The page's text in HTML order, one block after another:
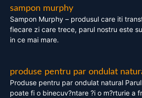
sampon murphy
Sampon Murphy – produsul care iti
fiecare zi care trece, parul nostru este
in ce mai mare.
produse pentru par ondulat
Produse pentru par ondulat natural
poate fi o binecuv?ntare ?i o m?rturie a